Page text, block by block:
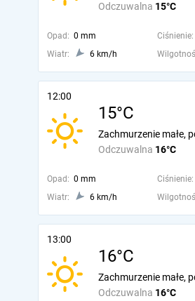
Odczuwalna 15°C
Opad: 0 mm Ciśnienie:
Wiatr:
6 km/h
12:00
15°C
Odczuwalna 16°C
Zachmurzenie małe,
Opad: 0 mm Ciśnienie:
Wiatr:
6 km/h
13:00
16°C
Odczuwalna 16°C
Zachmurzenie małe,